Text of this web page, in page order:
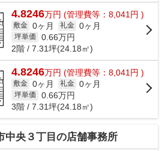
4.8246万円 (管理費等：8,041円 )
敷金 0ヶ月 礼金 0ヶ月
坪単価 0.66万円
2階 / 7.31坪(24.18㎡)
4.8246万円 (管理費等：8,041円 )
敷金 0ヶ月 礼金 0ヶ月
坪単価 0.66万円
3階 / 7.31坪(24.18㎡)
中央３丁目の店舗事務所